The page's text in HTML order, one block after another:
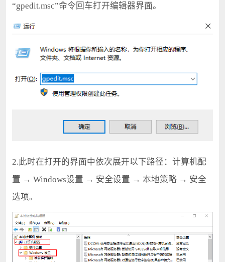
“gpedit.msc”命令回车打开编辑器界面。
2.此时在打开的界面中依次展开以下路径：计算机配
置 → Windows设置 → 安全设置 → 本地策略 → 安全
选项。